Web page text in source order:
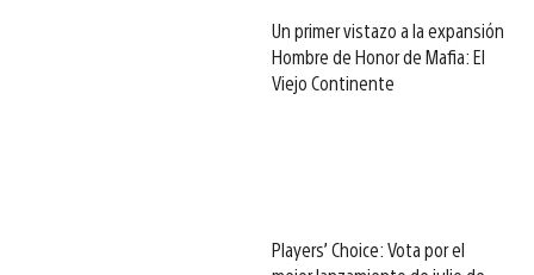
Un primer vistazo a la expansión
Hombre de Honor de Mafia: El
Viejo Continente
Players’ Choice: Vota por el